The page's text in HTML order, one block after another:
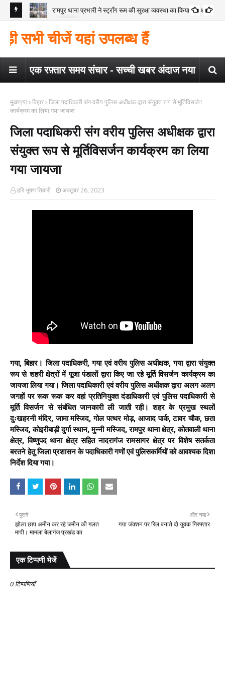
कोंच रामपुर थाना प्रभारी ने स्ट्रॉंग रूम की सुरक्षा व्यवस्था का किया निरीक्षण
चीजें यहां उपलब्ध हैं
एक रफ़्तार समय संचार - सच्ची खबर अंदाज नया
मुख्यपृष्ठ बिहार जिला पदाधिकरी संग वरीय पुलिस अधीक्षक द्वारा संयुक्त रूप से मूर्तिविसर्जन
कार्यक्रम का लिया गया जायजा
जिला पदाधिकरी संग वरीय पुलिस अधीक्षक द्वारा
संयुक्त रूप से मूर्तिविसर्जन कार्यक्रम का लिया
गया जायजा
हरि भूषण तिवारी अक्टूबर 26, 2023
गया, बिहार। जिला पदाधिकरी, गया एवं वरीय पुलिस अधीक्षक, गया द्वारा संयुक्त
रूप से शहरी क्षेत्रों में पूजा पंडालों द्वारा किए जा रहे मूर्ति विसर्जन कार्यक्रम का
जायजा लिया गया। जिला पदाधिकारी एवं वरीय पुलिस अधीक्षक द्वारा अलग अलग
जगहों पर रूक रूक कर वहां प्रतिनियुक्त दंडाधिकारी एवं पुलिस पदाधिकारी से
मूर्ति विसर्जन से संबंधित जानकारी ली जाती रही। शहर के प्रमुख स्थलों
दुःखहरनी मंदिर, जामा मस्जिद, गोल पत्थर मोड़, आजाद पार्क, टावर चौक, छता
मस्जिद, कोइरीबाड़ी दुर्गा स्थान, मुन्नी मस्जिद, रामपुर थाना क्षेत्र, कोतवाली थाना
क्षेत्र, विष्णुपद थाना क्षेत्र सहित नादरागंज रामसागर क्षेत्र पर विशेष सतर्कता
बरतने हेतु जिला प्रशासन के पदाधिकारी गणों एवं पुलिसकर्मियों को आवश्यक दिशा
निर्देश दिया गया।
और नया
गया जंक्शन पर रिल बनाते दो युवक गिरफ्तार
पुराने
झोला छाप अमीन कर रहे जमीन की गलत
मापी। मामला बेलागंज प्रखंड का
एक टिप्पणी भेजें
0 टिप्पणियाँ